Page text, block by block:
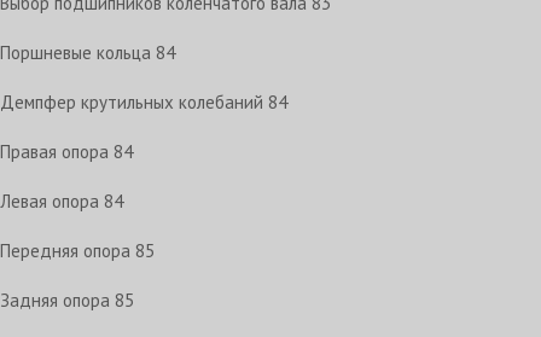
Поршневые кольца 84
Демпфер крутильных колебаний 84
Правая опора 84
Левая опора 84
Передняя опора 85
Задняя опора 85